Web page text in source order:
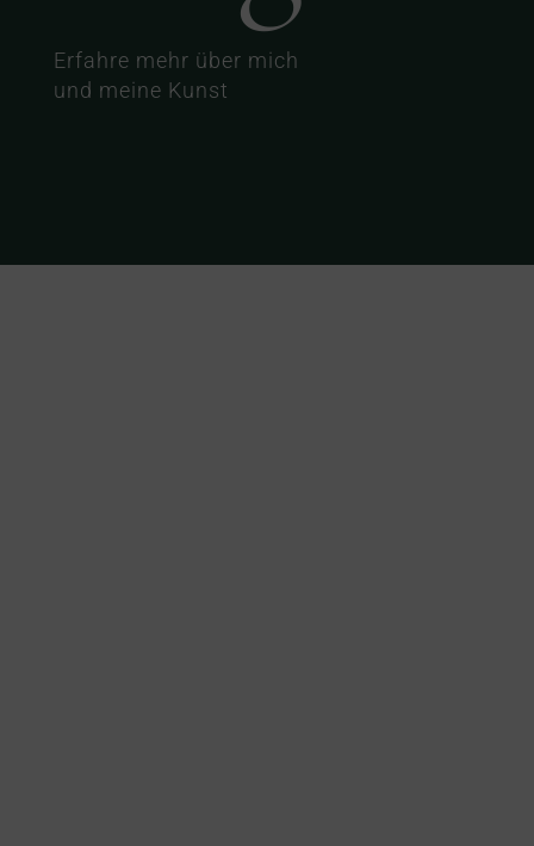
Erfahre mehr über mich
und meine Kunst